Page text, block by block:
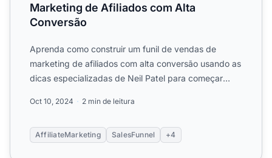
Marketing de Afiliados com Alta
Conversão
Aprenda como construir um funil de vendas de
marketing de afiliados com alta conversão usando as
dicas especializadas de Neil Patel para começar
Oct 10, 2024 2 min de leitura
AffiliateMarketing SalesFunnel +4